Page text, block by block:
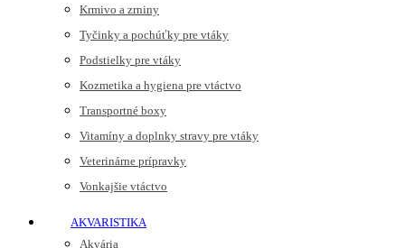
Krmivo a zrniny
Tyčinky a pochúťky pre vtáky
Podstielky pre vtáky
Kozmetika a hygiena pre vtáctvo
Transportné boxy
Vitamíny a doplnky stravy pre vtáky
Veterinárne prípravky
Vonkajšie vtáctvo
AKVARISTIKA
Akvária